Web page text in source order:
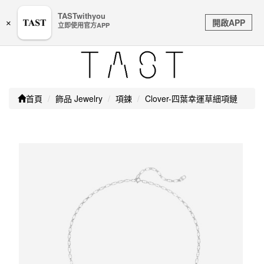
銀行帳戶或信用卡等個人資訊，如接到請立即掛斷或撥打
Toggle
navigation
首頁 飾品 Jewelry 項鍊 Clover-四葉幸運草細項鏈
×
TASTwithyou
立即使用官方APP 開啟APP